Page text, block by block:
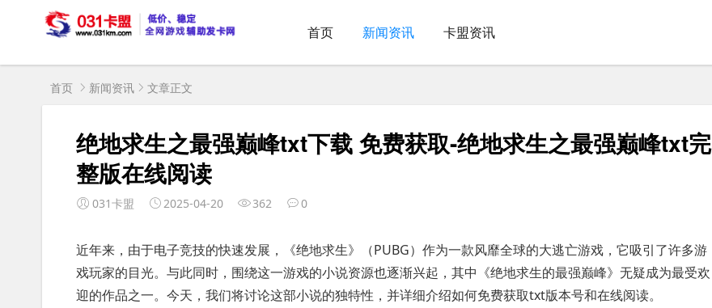
首页 新闻资讯 卡盟资讯
首页 新闻资讯 文章正文
绝地求生之最强巅峰txt下载 免费获取-绝地求生之最强巅峰txt完
整版在线阅读
031卡盟 2025-04-20 362 0
近年来，由于电子竞技的快速发展，《绝地求生》（PUBG）作为一款风靡全球的大逃亡游戏，它吸引了许多游
戏玩家的目光。与此同时，围绕这一游戏的小说资源也逐渐兴起，其中《绝地求生的最强巅峰》无疑成为最受欢
迎的作品之一。今天，我们将讨论这部小说的独特性，并详细介绍如何免费获取txt版本号和在线阅读。